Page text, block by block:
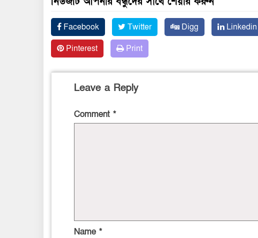
Facebook Twitter Digg Linkedin
Pinterest
Print
Leave a Reply
Comment *
Name *